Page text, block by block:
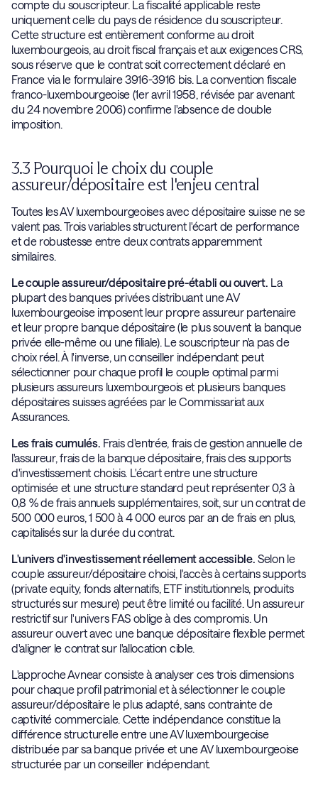
compte du souscripteur. La fiscalité applicable reste
uniquement celle du pays de résidence du souscripteur.
Cette structure est entièrement conforme au droit
luxembourgeois, au droit fiscal français et aux exigences CRS,
sous réserve que le contrat soit correctement déclaré en
France via le formulaire 3916-3916 bis. La convention fiscale
franco-luxembourgeoise (1er avril 1958, révisée par avenant
du 24 novembre 2006) confirme l'absence de double
imposition.
3.3 Pourquoi le choix du couple
assureur/dépositaire est l'enjeu central
Toutes les AV luxembourgeoises avec dépositaire suisse ne se
valent pas. Trois variables structurent l'écart de performance
et de robustesse entre deux contrats apparemment
similaires.
Le couple assureur/dépositaire pré-établi ou ouvert. La
plupart des banques privées distribuant une AV
luxembourgeoise imposent leur propre assureur partenaire
et leur propre banque dépositaire (le plus souvent la banque
privée elle-même ou une filiale). Le souscripteur n'a pas de
choix réel. À l'inverse, un conseiller indépendant peut
sélectionner pour chaque profil le couple optimal parmi
plusieurs assureurs luxembourgeois et plusieurs banques
dépositaires suisses agréées par le Commissariat aux
Assurances.
Les frais cumulés. Frais d'entrée, frais de gestion annuelle de
l'assureur, frais de la banque dépositaire, frais des supports
d'investissement choisis. L'écart entre une structure
optimisée et une structure standard peut représenter 0,3 à
0,8 % de frais annuels supplémentaires, soit, sur un contrat de
500 000 euros, 1 500 à 4 000 euros par an de frais en plus,
capitalisés sur la durée du contrat.
L'univers d'investissement réellement accessible. Selon le
couple assureur/dépositaire choisi, l'accès à certains supports
(private equity, fonds alternatifs, ETF institutionnels, produits
structurés sur mesure) peut être limité ou facilité. Un assureur
restrictif sur l'univers FAS oblige à des compromis. Un
assureur ouvert avec une banque dépositaire flexible permet
d'aligner le contrat sur l'allocation cible.
L'approche Avnear consiste à analyser ces trois dimensions
pour chaque profil patrimonial et à sélectionner le couple
assureur/dépositaire le plus adapté, sans contrainte de
captivité commerciale. Cette indépendance constitue la
différence structurelle entre une AV luxembourgeoise
distribuée par sa banque privée et une AV luxembourgeoise
structurée par un conseiller indépendant.